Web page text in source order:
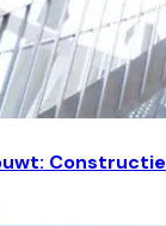
Constructie